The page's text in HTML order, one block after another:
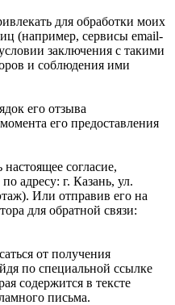
для обработки моих
(например, сервисы email-
заключения с такими
и соблюдения ими
его отзыва
его предоставления
согласие,
адресу: г. Казань, ул.
Или отправив его на
для обратной связи:
от получения
по специальной ссылке
содержится в тексте
письма.